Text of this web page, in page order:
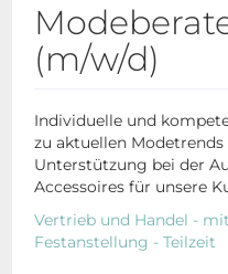
(m/w/d)
Individuelle und
zu aktuellen
Unterstützung bei der
Accessoires für unsere
Vertrieb und Handel -
Festanstellung - Teilzeit